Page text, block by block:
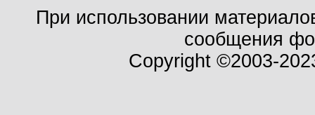
При использовании
сообщения
Copyright ©2003-